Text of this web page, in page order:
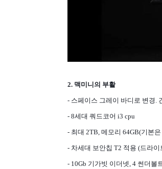
2. 맥미니의 부활
- 스페이스 그레이 바디로 변경.
- 8세대 쿼드코어 i3 cpu
- 최대 2TB, 메모리 64GB(기본
- 차세대 보안칩 T2 적용 (드라
- 10Gb 기가빗 이더넷, 4 썬더볼